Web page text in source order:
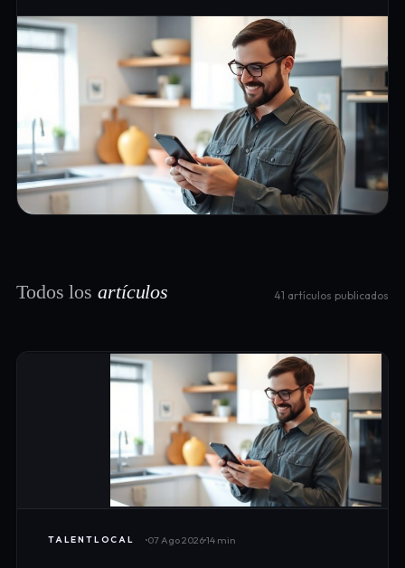
Todos los artículos 41 artículos publicados
TALENTLOCAL 07 Ago 202614 min